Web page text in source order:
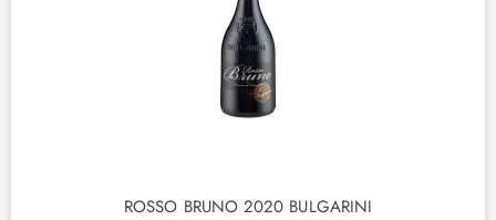
ROSSO BRUNO 2020 BULGARINI